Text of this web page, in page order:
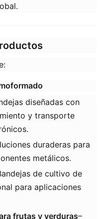
diseñadas con
y transporte
duraderas para
metálicos.
de cultivo de
para aplicaciones
frutas y verduras–